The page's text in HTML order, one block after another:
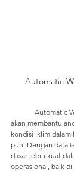
Automatic
akan membantu
kondisi iklim dalam
pun. Dengan data
dasar lebih kuat
operasional, baik